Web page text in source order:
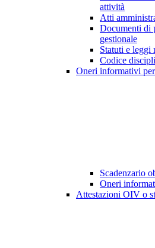
attività
Atti
Documenti di
gestionale
Statuti e leggi
Codice
Oneri informativi
Scadenzario
Oneri
Attestazioni OIV o